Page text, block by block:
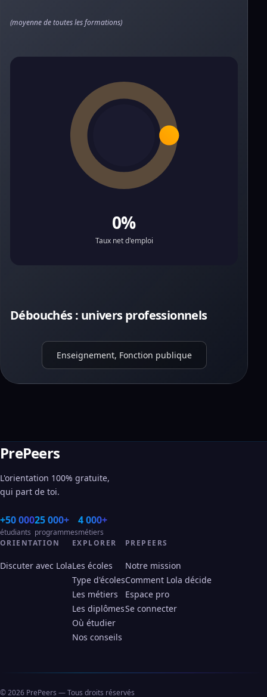
(moyenne de toutes les formations)
0%
Taux net d'emploi
Débouchés : univers professionnels
Enseignement, Fonction publique
PrePeers
L'orientation 100% gratuite,
qui part de toi.
+50 000
étudiants
25 000+
programmes
4 000+
métiers
ORIENTATION
Discuter avec Lola
EXPLORER
Les écoles
Type d'écoles
Les métiers
Les diplômes
Où étudier
Nos conseils
PREPEERS
Notre mission
Comment Lola décide
Espace pro
Se connecter
© 2026 PrePeers — Tous droits réservés